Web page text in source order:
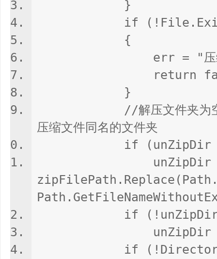
}
if
{
err = "压缩文件
return
}
//解压文件夹为空时默
压缩文件同名的文件夹
if (unZipDir ==
unZipDir
if
unZipDir
if